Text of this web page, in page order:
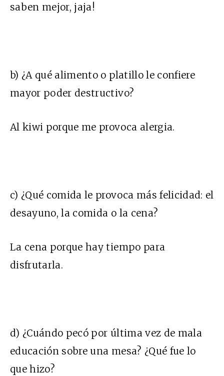
saben mejor, jaja!
b) ¿A qué alimento o platillo le confiere
mayor poder destructivo?
Al kiwi porque me provoca alergia.
c) ¿Qué comida le provoca más felicidad: el
desayuno, la comida o la cena?
La cena porque hay tiempo para
disfrutarla.
d) ¿Cuándo pecó por última vez de mala
educación sobre una mesa? ¿Qué fue lo
que hizo?